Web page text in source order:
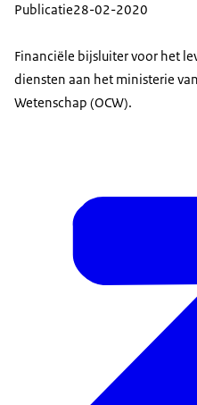
Publicatie28-02-2020
Financiële bijsluiter voor het
diensten aan het ministerie
Wetenschap (OCW).